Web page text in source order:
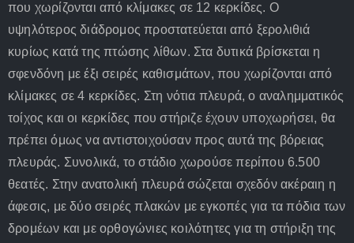
που χωρίζονται από κλίμακες σε 12 κερκίδες. Ο
υψηλότερος διάδρομος προστατεύεται από ξερολιθιά
κυρίως κατά της πτώσης λίθων. Στα δυτικά βρίσκεται η
σφενδόνη με έξι σειρές καθισμάτων, που χωρίζονται από
κλίμακες σε 4 κερκίδες. Στη νότια πλευρά, ο αναλημματικός
τοίχος και οι κερκίδες που στήριζε έχουν υποχωρήσει, θα
πρέπει όμως να αντιστοιχούσαν προς αυτά της βόρειας
πλευράς. Συνολικά, το στάδιο χωρούσε περίπου 6.500
θεατές. Στην ανατολική πλευρά σώζεται σχεδόν ακέραιη η
άφεσις, με δύο σειρές πλακών με εγκοπές για τα πόδια των
δρομέων και με ορθογώνιες κοιλότητες για τη στήριξη της